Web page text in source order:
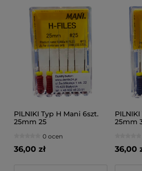
PILNIKI Typ H Mani 6szt.
25mm 25
0 ocen
36,00 zł
25mm
36,00